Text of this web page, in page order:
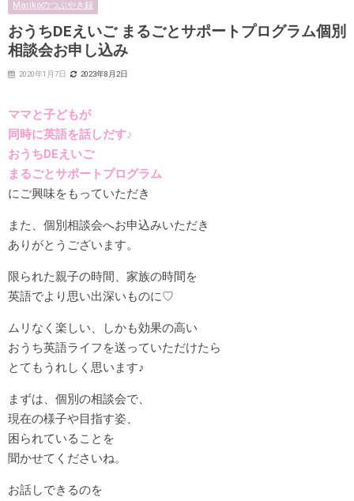
Marikoのつぶやき録
おうちDEえいご まるごとサポートプログラム個別
相談会お申し込み
2020年1月7日 2023年8月2日
ママと子どもが
同時に英語を話しだす♪
おうちDEえいご
まるごとサポートプログラム
にご興味をもっていただき
また、個別相談会へお申込みいただき
ありがとうございます。
限られた親子の時間、家族の時間を
英語でより思い出深いものに♡
ムリなく楽しい、しかも効果の高い
おうち英語ライフを送っていただけたら
とてもうれしく思います♪
まずは、個別の相談会で、
現在の様子や目指す姿、
困られていることを
聞かせてくださいね。
お話しできるのを